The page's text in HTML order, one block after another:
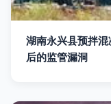
湖南永兴县预拌
后的监管漏洞